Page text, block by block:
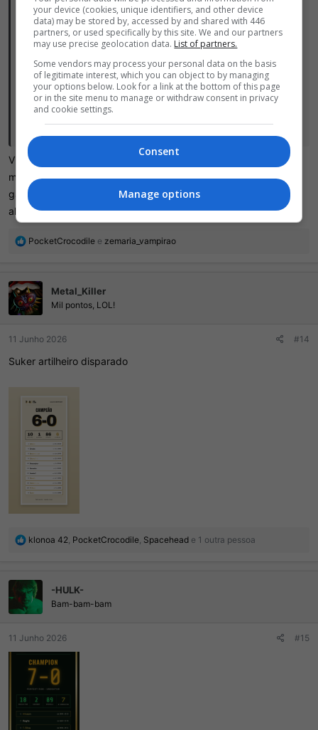
Ultima Weapon disse:
Meio viciante esse troço. Venci na segunda tentativa, aí depois uns
testes aleatórios perdi com um overall 90 lulz
Tentando ganhar com formação defensiva 4-5-1 mas ainda não
deu, é muito difícil montar elenco com quase todo mundo sendo de
apenas dois setores, precisa de muita sorte. Queria saber se a
estratégia realmente faz diferença porque nesse ferrolho sempre
goleio todo mundo na primeira fase, não faz muito sentido.
Os melhores jogadores que vi foram Maradona 86 e Neuer 2014,
com 99. Tem uns com 97, como Platini 86, um dos Messis e Ronaldo
de 2002 acho.
Clique para ver tudo...
Viciante, tmb tô tentando vencer com formações diferentes,
mas como falei, a simulação de resultados é bem aleatório,
ganho de times fortíssimos e na mesma run vou perder para
algum horrível
R
ç
õ
e
s
PocketCrocodile e zemaria_vampirao
Metal_Killer
Mil pontos, LOL!
11 Junho 2026 #14
Suker artilheiro disparado
R
ç
õ
e
s
klonoa 42, PocketCrocodile, Spacehead e 1 outra pessoa
-HULK-
Bam-bam-bam
11 Junho 2026 #15
your device (cookies, unique identifiers, and other device
data) may be stored by, accessed by and shared with 446
partners, or used specifically by this site. We and our partners
may use precise geolocation data. List of partners.
Some vendors may process your personal data on the basis
of legitimate interest, which you can object to by managing
your options below. Look for a link at the bottom of this page
or in the site menu to manage or withdraw consent in privacy
and cookie settings.
Consent
Manage options